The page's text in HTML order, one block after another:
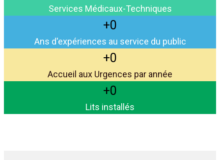
Services Médicaux-Techniques
0
Ans d'expériences au service du public
0
Accueil aux Urgences par année
0
Lits installés